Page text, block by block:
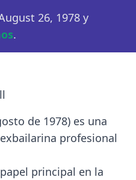
26, 1978 y
.
de 1978) es una
profesional
principal en la